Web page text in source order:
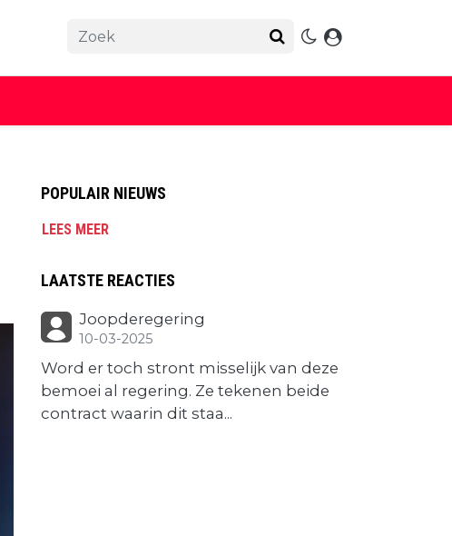
POPULAIR NIEUWS
LEES MEER
LAATSTE REACTIES
Joopderegering
10-03-2025
Word er toch stront misselijk van deze
bemoei al regering. Ze tekenen beide
contract waarin dit staa...